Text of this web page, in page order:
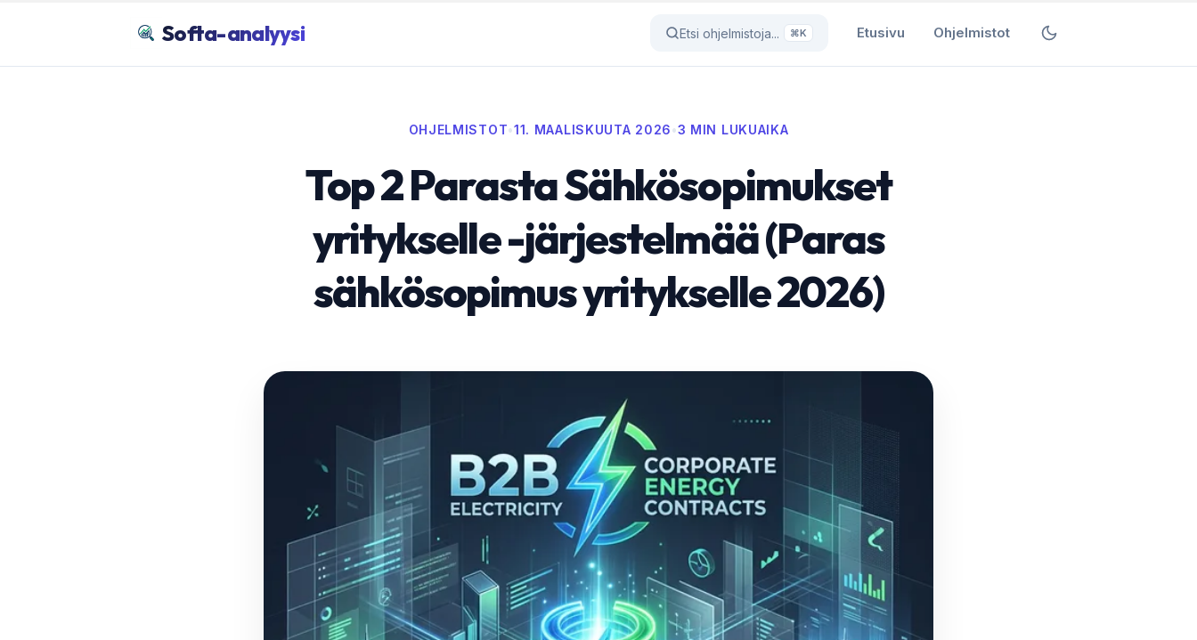
Softa-analyysi Etsi ohjelmistoja... ⌘K Etusivu Ohjelmistot
OHJELMISTOT•11. MAALISKUUTA 2026•3 MIN LUKUAIKA
Top 2 Parasta Sähkösopimukset
yritykselle -järjestelmää (Paras
sähkösopimus yritykselle 2026)